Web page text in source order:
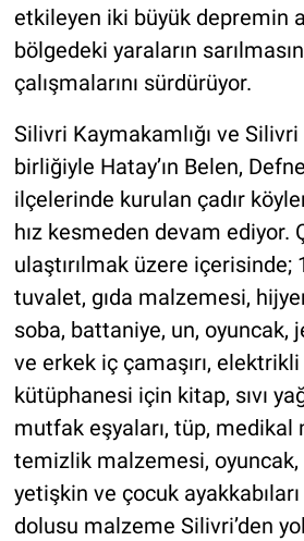
etkileyen iki büyük depremin
bölgedeki yaraların
çalışmalarını sürdürüyor.
Silivri Kaymakamlığı ve
birliğiyle Hatay’ın Belen,
ilçelerinde kurulan çadır
hız kesmeden devam ediyor.
ulaştırılmak üzere içerisinde;
tuvalet, gıda malzemesi,
soba, battaniye, un, oyuncak,
ve erkek iç çamaşırı, elektrikli
kütüphanesi için kitap, sıvı
mutfak eşyaları, tüp, medikal
temizlik malzemesi,
yetişkin ve çocuk
dolusu malzeme Silivri’den